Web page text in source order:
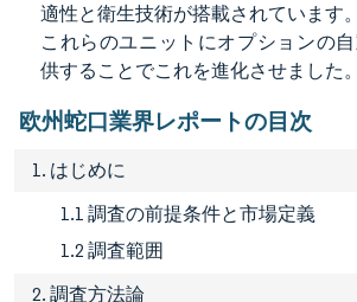
適性と衛生技術が搭載されています
これらのユニットにオプションの
供することでこれを進化させました。
欧州蛇口業界レポートの目次
1. はじめに
1.1 調査の前提条件と市場定義
1.2 調査範囲
2. 調査方法論